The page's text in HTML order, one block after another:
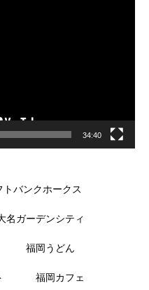
34:40
トバンクホークス
名ガーデンシティ
福岡うどん
福岡カフェ